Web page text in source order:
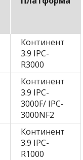
Континент
3.9 IPC-
R3000
Континент
3.9 IPC-
3000F/ IPC-
3000NF2
Континент
3.9 IPC-
R1000